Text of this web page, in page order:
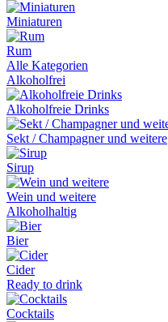
Miniaturen
Rum
Alle Kategorien
Alkoholfrei
Alkoholfreie Drinks
Sekt / Champagner und weitere
Sirup
Wein und weitere
Alkoholhaltig
Bier
Cider
Ready to drink
Cocktails